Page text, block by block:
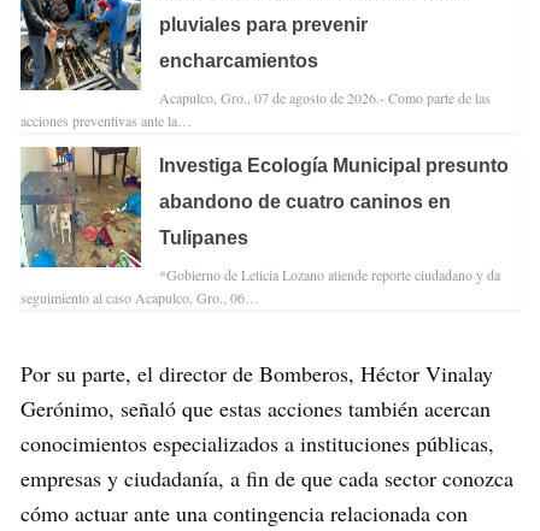
pluviales para prevenir
encharcamientos
Acapulco, Gro., 07 de agosto de 2026.- Como parte de las
acciones preventivas ante la…
Investiga Ecología Municipal presunto
abandono de cuatro caninos en
Tulipanes
*Gobierno de Leticia Lozano atiende reporte ciudadano y da
seguimiento al caso Acapulco, Gro., 06…
Por su parte, el director de Bomberos, Héctor Vinalay
Gerónimo, señaló que estas acciones también acercan
conocimientos especializados a instituciones públicas,
empresas y ciudadanía, a fin de que cada sector conozca
cómo actuar ante una contingencia relacionada con